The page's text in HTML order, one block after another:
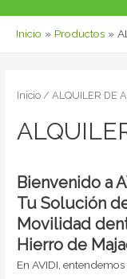
Inicio Productos
Inicio / ALQUILER DE
Bienvenido a
Tu Solución
Movilidad
Hierro de
En AVIDI,